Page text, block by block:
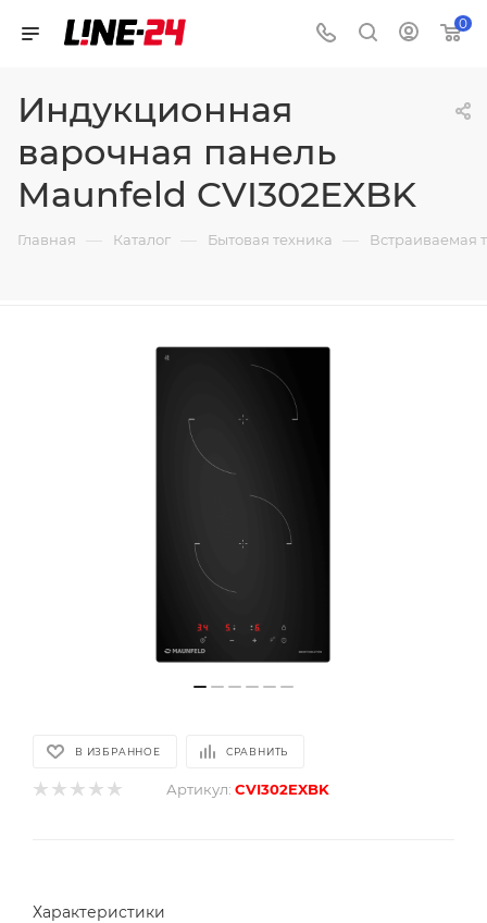
0
Индукционная
варочная панель
Maunfeld CVI302EXBK
Главная — Каталог — Бытовая техника — Встраиваемая
В ИЗБРАННОЕ СРАВНИТЬ
Артикул: CVI302EXBK
Характеристики